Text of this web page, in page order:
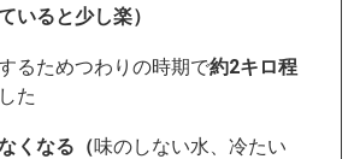
いると少し楽）
るためつわりの時期で約2キロ程
した
くなる（味のしない水、冷たい